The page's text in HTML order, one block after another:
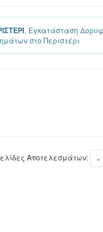
, Εγκατάσταση
στο Περιστέρι
«
Αποτελεσμάτων: